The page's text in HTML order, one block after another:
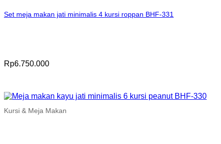
Set meja makan jati minimalis 4 kursi roppan BHF-331
Rp6.750.000
Kursi & Meja Makan